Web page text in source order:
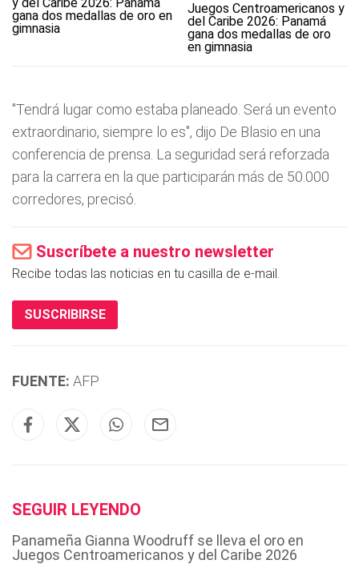
Juegos Centroamericanos y
del Caribe 2026: Panamá
gana dos medallas de oro
en gimnasia
"Tendrá lugar como estaba planeado. Será un evento
extraordinario, siempre lo es", dijo De Blasio en una
conferencia de prensa. La seguridad será reforzada
para la carrera en la que participarán más de 50.000
corredores, precisó.
Suscríbete a nuestro newsletter
Recibe todas las noticias en tu casilla de e-mail.
SUSCRIBIRSE
FUENTE: AFP
SEGUIR LEYENDO
Panameña Gianna Woodruff se lleva el oro en
Juegos Centroamericanos y del Caribe 2026